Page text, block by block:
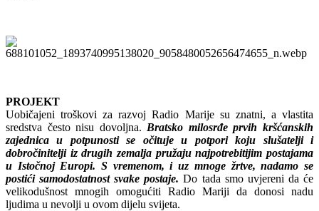
PROJEKT
Uobičajeni troškovi za razvoj Radio Marije su znatni, a vlastita
sredstva često nisu dovoljna. Bratsko milosrđe prvih kršćanskih
zajednica u potpunosti se očituje u potpori koju slušatelji i
dobročinitelji iz drugih zemalja pružaju najpotrebitijim postajama
u Istočnoj Europi. S vremenom, i uz mnoge žrtve, nadamo se
postići samodostatnost svake postaje. Do tada smo uvjereni da će
velikodušnost mnogih omogućiti Radio Mariji da donosi nadu
ljudima u nevolji u ovom dijelu svijeta.